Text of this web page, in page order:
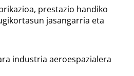
prestazio handiko
jasangarria eta
industria aeroespazialera